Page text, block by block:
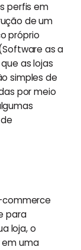
perfis em
de um
próprio
as a
as lojas
simples de
por meio
commerce
para
loja, o
uma